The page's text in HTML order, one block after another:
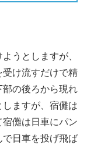
うとしますが、
け流すだけで精
の後ろから現れ
ますが、宿儺は
儺は日車にパン
日車を投げ飛ば